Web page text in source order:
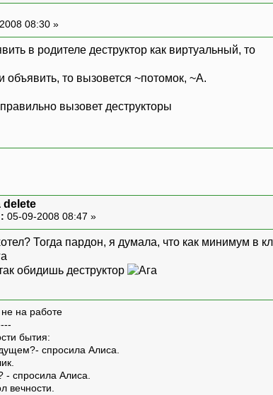
08:30 »
в родителе деструктор как виртуальный, то
объявить, то вызовется ~потомок, ~A.
вызовет деструкторы
delete
05-09-2008 08:47 »
Тогда пардон, я думала, что как минимум в
обидишь деструктор
на работе
бытия:
спросила Алиса.
- спросила Алиса.
вечности.